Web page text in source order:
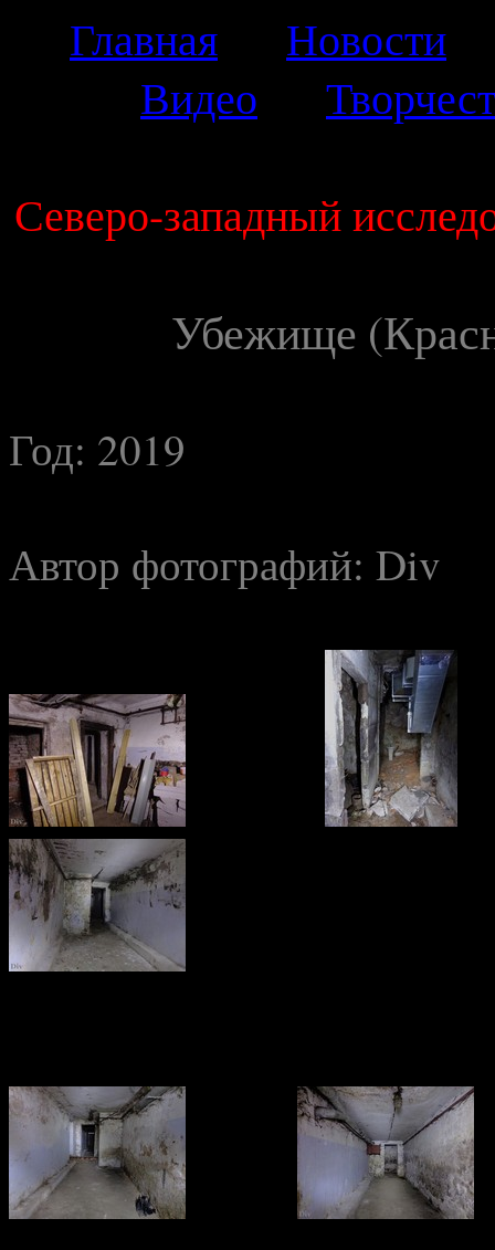
Главная
Новости
Видео
Северо-западный
Убежище
Год: 2019
Автор фотографий: Div